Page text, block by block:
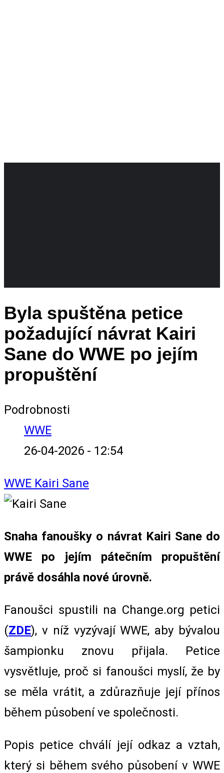
Byla spuštěna petice
požadující návrat Kairi
Sane do WWE po jejím
propuštění
Podrobnosti
WWE
26-04-2026 - 12:54
WWE Kairi Sane
Snaha fanoušky o návrat Kairi Sane do
WWE po jejím pátečním propuštění
právě dosáhla nové úrovně.
Fanoušci spustili na Change.org petici
(ZDE), v níž vyzývají WWE, aby bývalou
šampionku znovu přijala. Petice
vysvětluje, proč si fanoušci myslí, že by
se měla vrátit, a zdůrazňuje její přínos
během působení ve společnosti.
Popis petice chválí její odkaz a vztah,
který si během svého působení v WWE